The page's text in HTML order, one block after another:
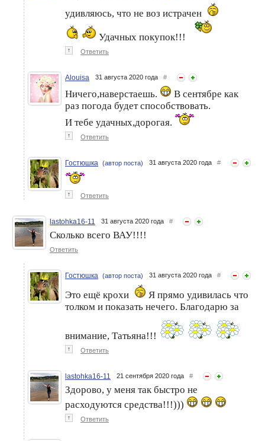
удивляюсь, что не воз истрачен
Удачных покупок!!!
↑ Ответить
Alouisa 31 августа 2020 года #
Ничего,наверстаешь.
В сентябре как
раз погода будет способствовать.
И тебе удачных,дорогая.
↑ Ответить
Гостюшка (автор поста) 31 августа 2020 года #
↑ Ответить
lastohka16-11 31 августа 2020 года #
Сколько всего ВАУ!!!!
Ответить
Гостюшка (автор поста) 31 августа 2020 года #
Это ещё крохи
Я прямо удивилась что
толком и показать нечего. Благодарю за
внимание, Татьяна!!!
↑ Ответить
lastohka16-11 21 сентября 2020 года #
Здорово, у меня так быстро не
расходуются средства!!!)))
↑ Ответить